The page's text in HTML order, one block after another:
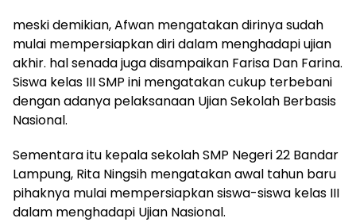
meski demikian, Afwan mengatakan dirinya sudah
mulai mempersiapkan diri dalam menghadapi ujian
akhir. hal senada juga disampaikan Farisa Dan Farina.
Siswa kelas III SMP ini mengatakan cukup terbebani
dengan adanya pelaksanaan Ujian Sekolah Berbasis
Nasional.
Sementara itu kepala sekolah SMP Negeri 22 Bandar
Lampung, Rita Ningsih mengatakan awal tahun baru
pihaknya mulai mempersiapkan siswa-siswa kelas III
dalam menghadapi Ujian Nasional.